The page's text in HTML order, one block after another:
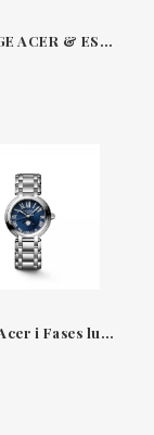
RELLOTGE ACER & ESFERA BLAU 34 MM CONQUEST CLASSIC LONGINES L2386
Rellotge Acer i Fases lunars 30.5 mm Primaluna Longines